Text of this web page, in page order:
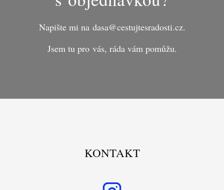
Napište mi na dasa@cestujtesradosti.cz.
Jsem tu pro vás, ráda vám pomůžu.
KONTAKT